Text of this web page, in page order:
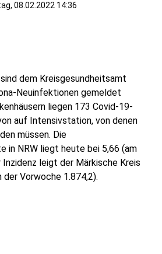
08.02.2022 14:36
dem Kreisgesundheitsamt
Neuinfektionen gemeldet
liegen 173 Covid-19-
auf Intensivstation, von denen
müssen. Die
in NRW liegt heute bei 5,66 (am
leigt der Märkische Kreis
der Vorwoche 1.874,2).